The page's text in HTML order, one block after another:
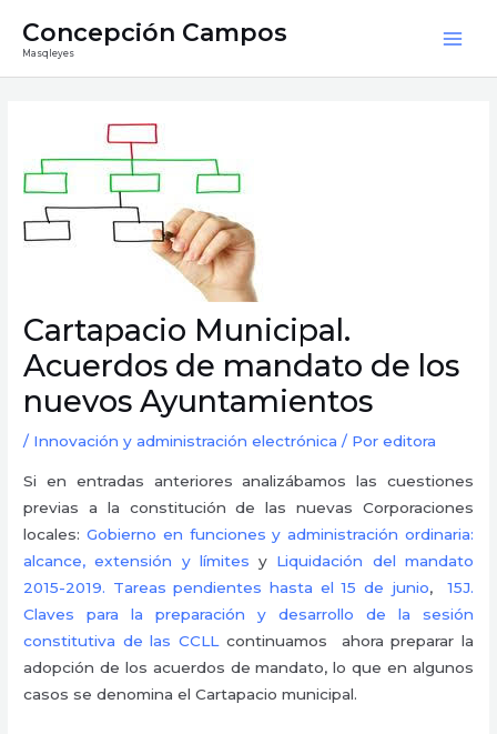
Concepción Campos
Masqleyes
Cartapacio Municipal.
Acuerdos de mandato de los
nuevos Ayuntamientos
/ Innovación y administración electrónica / Poreditora
Si en entradas anteriores analizábamos las cuestiones
previas a la constitución de las nuevas Corporaciones
locales: Gobierno en funciones y administración ordinaria:
alcance, extensión y límites y Liquidación del mandato
2015-2019. Tareas pendientes hasta el 15 de junio, 15J.
Claves para la preparación y desarrollo de la sesión
constitutiva de las CCLLcontinuamos
ahora preparar la
adopción de los acuerdos de mandato, lo que en algunos
casos se denomina el Cartapacio municipal.
entradas